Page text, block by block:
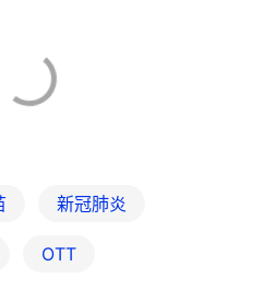
新冠肺炎
OTT